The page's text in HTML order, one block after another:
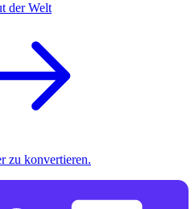
der Welt
zu konvertieren.